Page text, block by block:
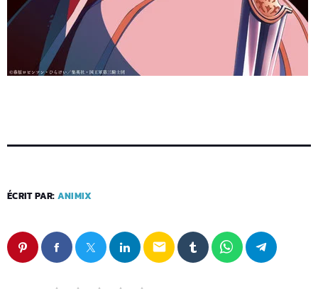
ÉCRIT PAR: ANIMIX
email